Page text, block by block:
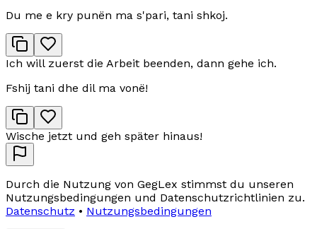
Du me e kry punën ma s'pari, tani shkoj.
Ich will zuerst die Arbeit beenden, dann gehe ich.
Fshij tani dhe dil ma vonë!
Wische jetzt und geh später hinaus!
Durch die Nutzung von GegLex stimmst du unseren
Nutzungsbedingungen und Datenschutzrichtlinien zu.
Datenschutz • Nutzungsbedingungen